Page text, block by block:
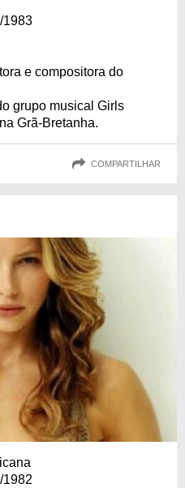
1983
e compositora do
grupo musical Girls
Grã-Bretanha.
COMPARTILHAR
1982